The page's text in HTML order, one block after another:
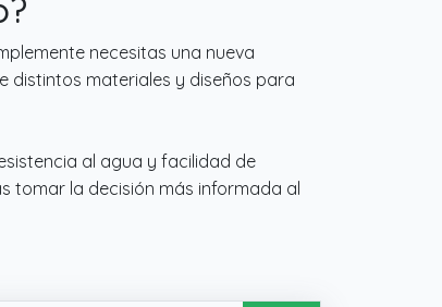
necesitas una nueva
distintos materiales y diseños para
al agua y facilidad de
tomar la decisión más informada al